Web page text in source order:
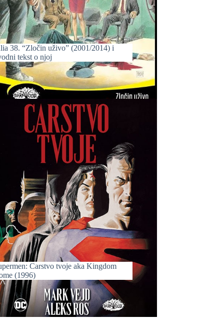
38. “Zločin uživo” (2001/2014) i
tekst o njoj
Carstvo tvoje aka Kingdom
(1996)